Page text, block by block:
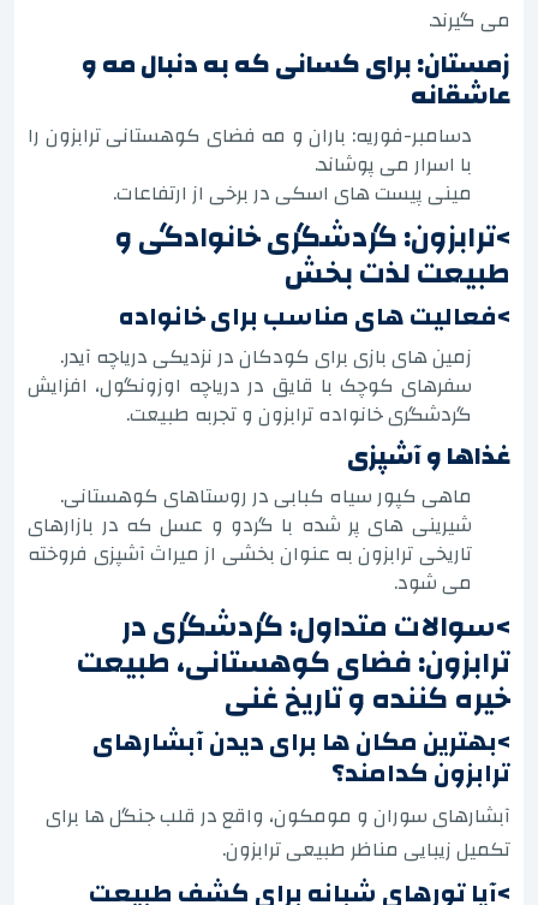
می گیرند.
زمستان: برای کسانی که به دنبال مه و
عاشقانه
دسامبر-فوریه: باران و مه فضای کوهستانی ترابزون را
با اسرار می پوشاند.
مینی پیست های اسکی در برخی از ارتفاعات.
>ترابزون: گردشگری خانوادگی و
طبیعت لذت بخش
>فعالیت های مناسب برای خانواده
زمین های بازی برای کودکان در نزدیکی دریاچه آیدر.
سفرهای کوچک با قایق در دریاچه اوزونگول، افزایش
گردشگری خانواده ترابزون و تجربه طبیعت.
غذاها و آشپزی
ماهی کپور سیاه کبابی در روستاهای کوهستانی.
شیرینی های پر شده با گردو و عسل که در بازارهای
تاریخی ترابزون به عنوان بخشی از میراث آشپزی فروخته
می شود.
>سوالات متداول: گردشگری در
ترابزون: فضای کوهستانی، طبیعت
خیره کننده و تاریخ غنی
>بهترین مکان ها برای دیدن آبشارهای
ترابزون کدامند؟
آبشارهای سوران و مومکون، واقع در قلب جنگل ها برای
تکمیل زیبایی مناظر طبیعی ترابزون.
>آیا تورهای شبانه برای کشف طبیعت